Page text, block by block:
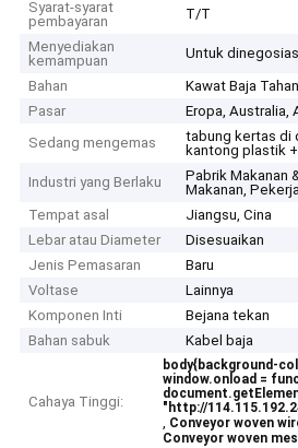
Syarat-syarat
pembayaran
T/T
Menyediakan
kemampuan
Untuk
Bahan
Kawat Baja
Pasar
Eropa, Australia,
Sedang mengemas
tabung kertas di
kantong plastik +
Industri yang Berlaku
Pabrik Makanan
Makanan,
Tempat asal
Jiangsu, Cina
Lebar atau Diameter
Disesuaikan
Jenis Pemasaran
Baru
Voltase
Lainnya
Komponen Inti
Bejana tekan
Bahan sabuk
Kabel baja
Cahaya Tinggi:
body{background-
window.onload =
"http://
, Conveyor woven
Conveyor woven